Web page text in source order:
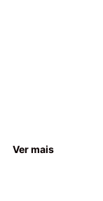
Ver mais